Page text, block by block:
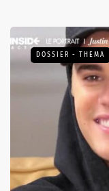
DOSSIER - THEMA